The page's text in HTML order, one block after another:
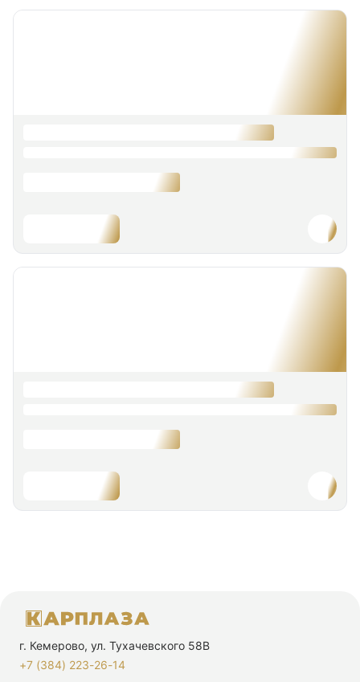
г. Кемерово, ул. Тухачевского 58В
+7 (384) 223-26-14‬